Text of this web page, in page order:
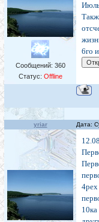
Сообщений: 360
Статус: Offline
Июль
6го
yriar Дата:
4рех